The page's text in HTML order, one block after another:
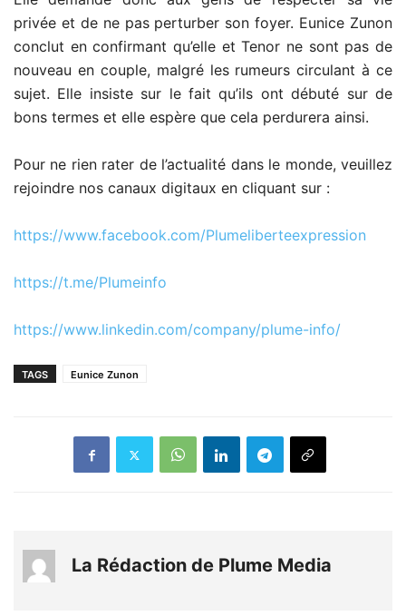
privée et de ne pas perturber son foyer. Eunice Zunon
conclut en confirmant qu’elle et Tenor ne sont pas de
nouveau en couple, malgré les rumeurs circulant à ce
sujet. Elle insiste sur le fait qu’ils ont débuté sur de
bons termes et elle espère que cela perdurera ainsi.
Pour ne rien rater de l’actualité dans le monde, veuillez
rejoindre nos canaux digitaux en cliquant sur :
https://www.facebook.com/Plumeliberteexpression
https://t.me/Plumeinfo
https://www.linkedin.com/company/plume-info/
TAGS Eunice Zunon
La Rédaction de Plume Media